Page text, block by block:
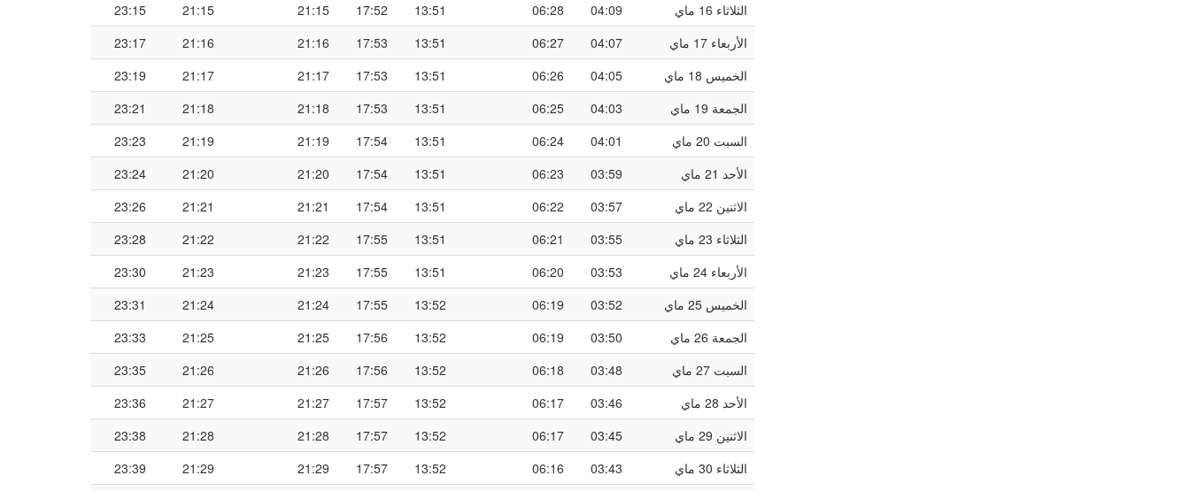
الثلاثاء 16 ماي
04:09
06:28
13:51
17:52
21:15
21:15
23:15
الأربعاء 17 ماي
04:07
06:27
13:51
17:53
21:16
21:16
23:17
الخميس 18 ماي
04:05
06:26
13:51
17:53
21:17
21:17
23:19
الجمعة 19 ماي
04:03
06:25
13:51
17:53
21:18
21:18
23:21
السبت 20 ماي
04:01
06:24
13:51
17:54
21:19
21:19
23:23
الأحد 21 ماي
03:59
06:23
13:51
17:54
21:20
21:20
23:24
الاثنين 22 ماي
03:57
06:22
13:51
17:54
21:21
21:21
23:26
الثلاثاء 23 ماي
03:55
06:21
13:51
17:55
21:22
21:22
23:28
الأربعاء 24 ماي
03:53
06:20
13:51
17:55
21:23
21:23
23:30
الخميس 25 ماي
03:52
06:19
13:52
17:55
21:24
21:24
23:31
الجمعة 26 ماي
03:50
06:19
13:52
17:56
21:25
21:25
23:33
السبت 27 ماي
03:48
06:18
13:52
17:56
21:26
21:26
23:35
الأحد 28 ماي
03:46
06:17
13:52
17:57
21:27
21:27
23:36
الاثنين 29 ماي
03:45
06:17
13:52
17:57
21:28
21:28
23:38
الثلاثاء 30 ماي
03:43
06:16
13:52
17:57
21:29
21:29
23:39